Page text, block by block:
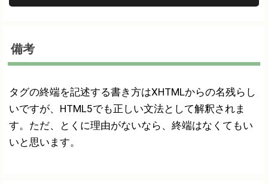
備考
タグの終端を記述する書き方はXHTMLからの名残らし
いですが、HTML5でも正しい文法として解釈されま
す。ただ、とくに理由がないなら、終端はなくてもい
いと思います。